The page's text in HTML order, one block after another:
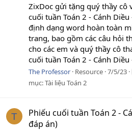
ZixDoc gửi tặng quý thầy cô
cuối tuần Toán 2 - Cánh
định dạng word hoàn toàn
trang, bao gồm các câu hỏi
cho các em và quý thầy cô
cuối tuần Toán 2 - Cánh Diều
The Professor Resource 7/5/23
mục:Tài liệu Toán 2
T
Phiếu cuối tuần Toán 2 -
đáp án)